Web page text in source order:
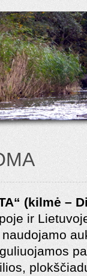
(kilmė –
ir
naudojamo